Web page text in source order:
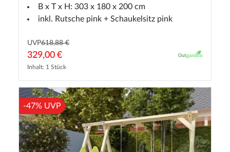
pinkB x T x H: 303 x 180 x 200 cm
inkl. Rutsche pink + Schaukelsitz pink
UVP618,88 €
329,00 €
Inhalt: 1 Stück
-47% UVP